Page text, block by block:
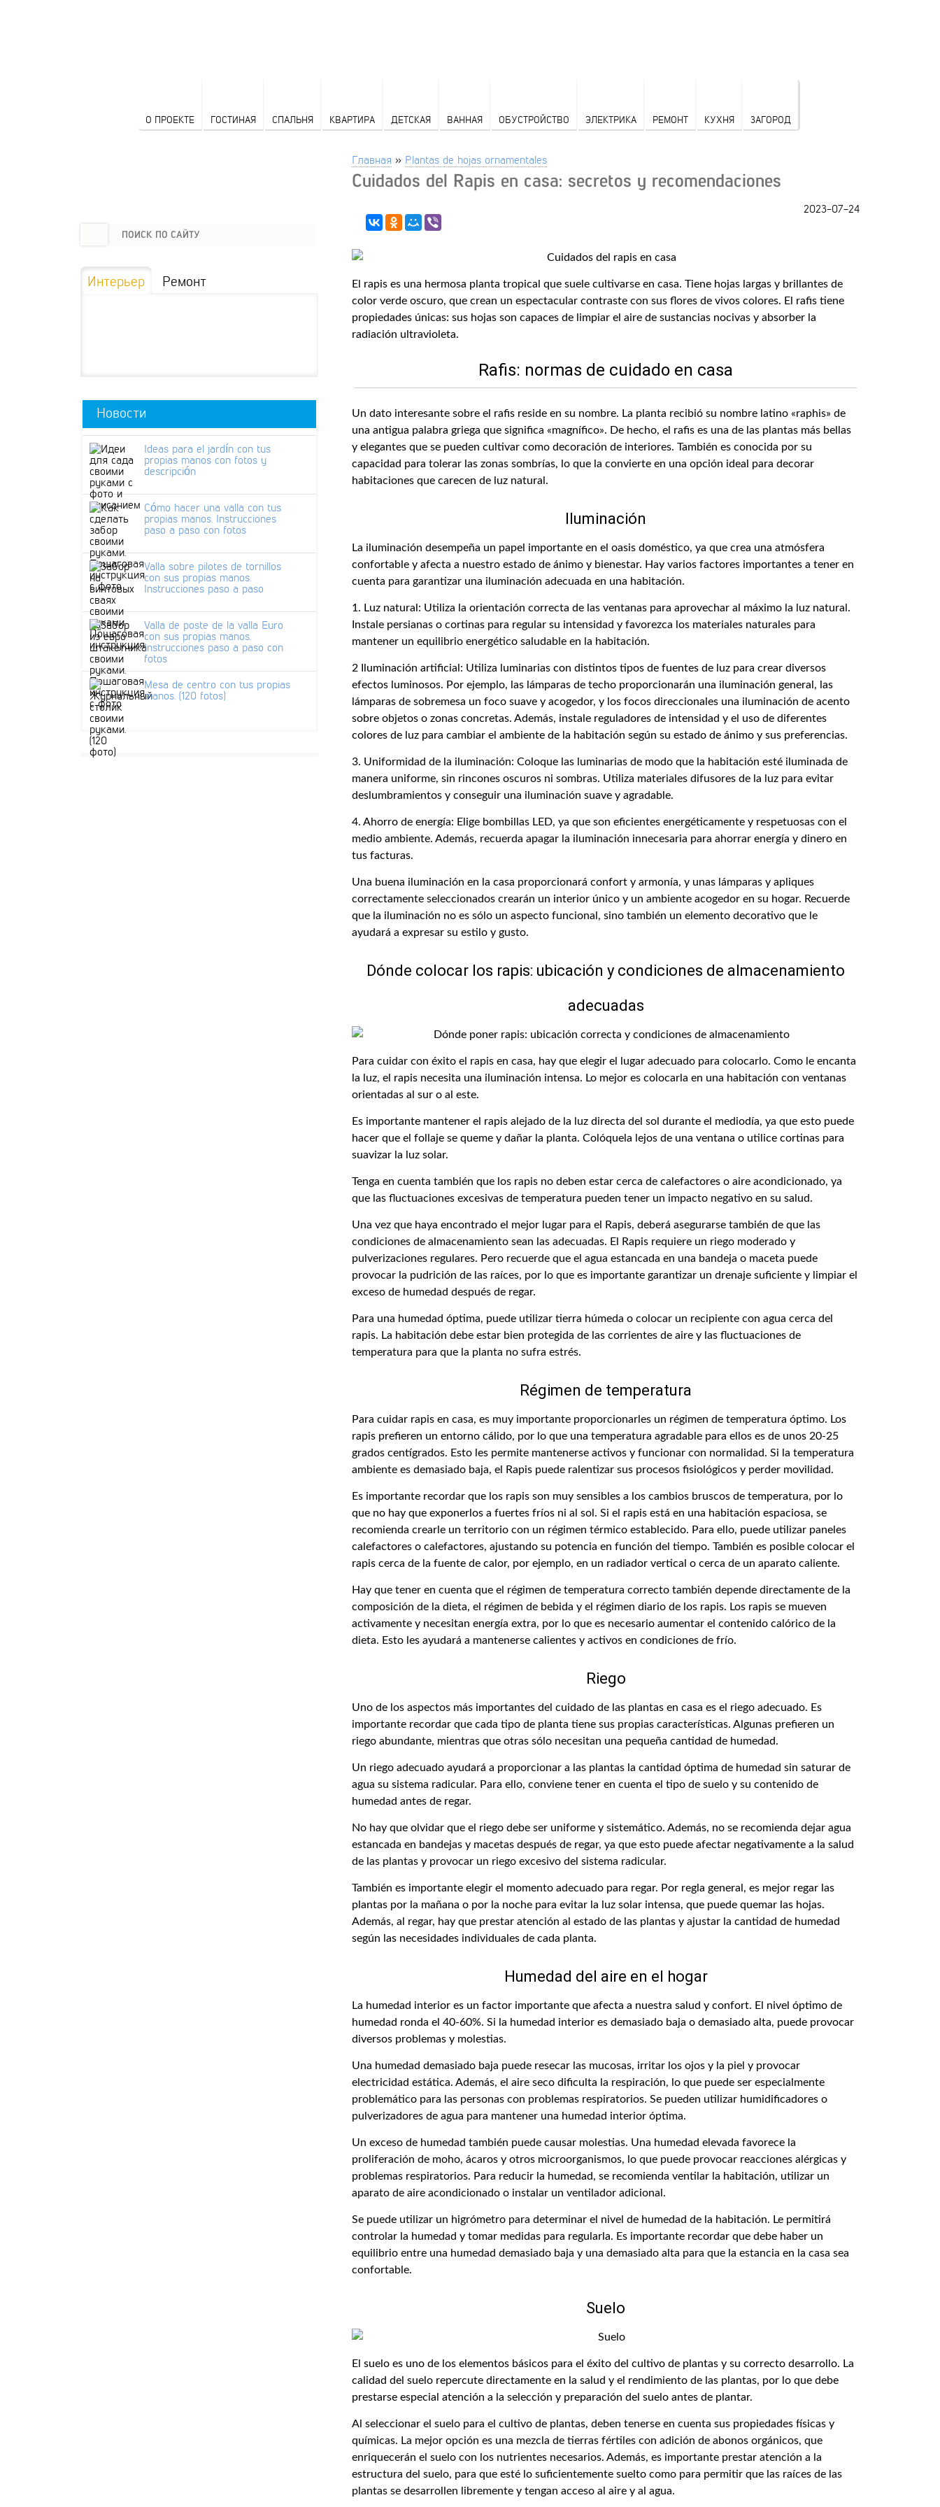
О ПРОЕКТЕ ГОСТИНАЯ СПАЛЬНЯ КВАРТИРА ДЕТСКАЯ ВАННАЯ ОБУСТРОЙСТВО ЭЛЕКТРИКА РЕМОНТ КУХНЯ ЗАГОРОД
Главная » Plantas de hojas ornamentales
Cuidados del Rapis en casa: secretos y recomendaciones
2023-07-24
El rapis es una hermosa planta tropical que suele cultivarse en casa. Tiene hojas largas y brillantes de
color verde oscuro, que crean un espectacular contraste con sus flores de vivos colores. El rafis tiene
propiedades únicas: sus hojas son capaces de limpiar el aire de sustancias nocivas y absorber la
radiación ultravioleta.
Rafis: normas de cuidado en casa
Un dato interesante sobre el rafis reside en su nombre. La planta recibió su nombre latino «raphis» de
una antigua palabra griega que significa «magnífico». De hecho, el rafis es una de las plantas más bellas
y elegantes que se pueden cultivar como decoración de interiores. También es conocida por su
capacidad para tolerar las zonas sombrías, lo que la convierte en una opción ideal para decorar
habitaciones que carecen de luz natural.
Iluminación
La iluminación desempeña un papel importante en el oasis doméstico, ya que crea una atmósfera
confortable y afecta a nuestro estado de ánimo y bienestar. Hay varios factores importantes a tener en
cuenta para garantizar una iluminación adecuada en una habitación.
1. Luz natural: Utiliza la orientación correcta de las ventanas para aprovechar al máximo la luz natural.
Instale persianas o cortinas para regular su intensidad y favorezca los materiales naturales para
mantener un equilibrio energético saludable en la habitación.
2 Iluminación artificial: Utiliza luminarias con distintos tipos de fuentes de luz para crear diversos
efectos luminosos. Por ejemplo, las lámparas de techo proporcionarán una iluminación general, las
lámparas de sobremesa un foco suave y acogedor, y los focos direccionales una iluminación de acento
sobre objetos o zonas concretas. Además, instale reguladores de intensidad y el uso de diferentes
colores de luz para cambiar el ambiente de la habitación según su estado de ánimo y sus preferencias.
3. Uniformidad de la iluminación: Coloque las luminarias de modo que la habitación esté iluminada de
manera uniforme, sin rincones oscuros ni sombras. Utiliza materiales difusores de la luz para evitar
deslumbramientos y conseguir una iluminación suave y agradable.
4. Ahorro de energía: Elige bombillas LED, ya que son eficientes energéticamente y respetuosas con el
medio ambiente. Además, recuerda apagar la iluminación innecesaria para ahorrar energía y dinero en
tus facturas.
Una buena iluminación en la casa proporcionará confort y armonía, y unas lámparas y apliques
correctamente seleccionados crearán un interior único y un ambiente acogedor en su hogar. Recuerde
que la iluminación no es sólo un aspecto funcional, sino también un elemento decorativo que le
ayudará a expresar su estilo y gusto.
Dónde colocar los rapis: ubicación y condiciones de almacenamiento
adecuadas
Para cuidar con éxito el rapis en casa, hay que elegir el lugar adecuado para colocarlo. Como le encanta
la luz, el rapis necesita una iluminación intensa. Lo mejor es colocarla en una habitación con ventanas
orientadas al sur o al este.
Es importante mantener el rapis alejado de la luz directa del sol durante el mediodía, ya que esto puede
hacer que el follaje se queme y dañar la planta. Colóquela lejos de una ventana o utilice cortinas para
suavizar la luz solar.
Tenga en cuenta también que los rapis no deben estar cerca de calefactores o aire acondicionado, ya
que las fluctuaciones excesivas de temperatura pueden tener un impacto negativo en su salud.
Una vez que haya encontrado el mejor lugar para el Rapis, deberá asegurarse también de que las
condiciones de almacenamiento sean las adecuadas. El Rapis requiere un riego moderado y
pulverizaciones regulares. Pero recuerde que el agua estancada en una bandeja o maceta puede
provocar la pudrición de las raíces, por lo que es importante garantizar un drenaje suficiente y limpiar el
exceso de humedad después de regar.
Para una humedad óptima, puede utilizar tierra húmeda o colocar un recipiente con agua cerca del
rapis. La habitación debe estar bien protegida de las corrientes de aire y las fluctuaciones de
temperatura para que la planta no sufra estrés.
Régimen de temperatura
Para cuidar rapis en casa, es muy importante proporcionarles un régimen de temperatura óptimo. Los
rapis prefieren un entorno cálido, por lo que una temperatura agradable para ellos es de unos 20-25
grados centígrados. Esto les permite mantenerse activos y funcionar con normalidad. Si la temperatura
ambiente es demasiado baja, el Rapis puede ralentizar sus procesos fisiológicos y perder movilidad.
Es importante recordar que los rapis son muy sensibles a los cambios bruscos de temperatura, por lo
que no hay que exponerlos a fuertes fríos ni al sol. Si el rapis está en una habitación espaciosa, se
recomienda crearle un territorio con un régimen térmico establecido. Para ello, puede utilizar paneles
calefactores o calefactores, ajustando su potencia en función del tiempo. También es posible colocar el
rapis cerca de la fuente de calor, por ejemplo, en un radiador vertical o cerca de un aparato caliente.
Hay que tener en cuenta que el régimen de temperatura correcto también depende directamente de la
composición de la dieta, el régimen de bebida y el régimen diario de los rapis. Los rapis se mueven
activamente y necesitan energía extra, por lo que es necesario aumentar el contenido calórico de la
dieta. Esto les ayudará a mantenerse calientes y activos en condiciones de frío.
Riego
Uno de los aspectos más importantes del cuidado de las plantas en casa es el riego adecuado. Es
importante recordar que cada tipo de planta tiene sus propias características. Algunas prefieren un
riego abundante, mientras que otras sólo necesitan una pequeña cantidad de humedad.
Un riego adecuado ayudará a proporcionar a las plantas la cantidad óptima de humedad sin saturar de
agua su sistema radicular. Para ello, conviene tener en cuenta el tipo de suelo y su contenido de
humedad antes de regar.
No hay que olvidar que el riego debe ser uniforme y sistemático. Además, no se recomienda dejar agua
estancada en bandejas y macetas después de regar, ya que esto puede afectar negativamente a la salud
de las plantas y provocar un riego excesivo del sistema radicular.
También es importante elegir el momento adecuado para regar. Por regla general, es mejor regar las
plantas por la mañana o por la noche para evitar la luz solar intensa, que puede quemar las hojas.
Además, al regar, hay que prestar atención al estado de las plantas y ajustar la cantidad de humedad
según las necesidades individuales de cada planta.
Humedad del aire en el hogar
La humedad interior es un factor importante que afecta a nuestra salud y confort. El nivel óptimo de
humedad ronda el 40-60%. Si la humedad interior es demasiado baja o demasiado alta, puede provocar
diversos problemas y molestias.
Una humedad demasiado baja puede resecar las mucosas, irritar los ojos y la piel y provocar
electricidad estática. Además, el aire seco dificulta la respiración, lo que puede ser especialmente
problemático para las personas con problemas respiratorios. Se pueden utilizar humidificadores o
pulverizadores de agua para mantener una humedad interior óptima.
Un exceso de humedad también puede causar molestias. Una humedad elevada favorece la
proliferación de moho, ácaros y otros microorganismos, lo que puede provocar reacciones alérgicas y
problemas respiratorios. Para reducir la humedad, se recomienda ventilar la habitación, utilizar un
aparato de aire acondicionado o instalar un ventilador adicional.
Se puede utilizar un higrómetro para determinar el nivel de humedad de la habitación. Le permitirá
controlar la humedad y tomar medidas para regularla. Es importante recordar que debe haber un
equilibrio entre una humedad demasiado baja y una demasiado alta para que la estancia en la casa sea
confortable.
Suelo
El suelo es uno de los elementos básicos para el éxito del cultivo de plantas y su correcto desarrollo. La
calidad del suelo repercute directamente en la salud y el rendimiento de las plantas, por lo que debe
prestarse especial atención a la selección y preparación del suelo antes de plantar.
Al seleccionar el suelo para el cultivo de plantas, deben tenerse en cuenta sus propiedades físicas y
químicas. La mejor opción es una mezcla de tierras fértiles con adición de abonos orgánicos, que
enriquecerán el suelo con los nutrientes necesarios. Además, es importante prestar atención a la
estructura del suelo, para que esté lo suficientemente suelto como para permitir que las raíces de las
plantas se desarrollen libremente y tengan acceso al aire y al agua.
Интерьер Ремонт
Новости
Ideas para el jardín con tus
propias manos con fotos y
descripción
Cómo hacer una valla con tus
propias manos. Instrucciones
paso a paso con fotos
Valla sobre pilotes de tornillos
con sus propias manos.
Instrucciones paso a paso
Valla de poste de la valla Euro
con sus propias manos.
Instrucciones paso a paso con
fotos
Mesa de centro con tus propias
manos. (120 fotos)